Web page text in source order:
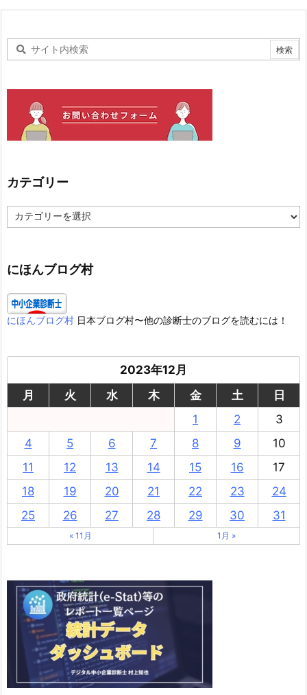
カテゴリー
テ
ー
にほんブログ村
にほんブログ村 日本ブログ村〜他の診断士のブログを読むには！
2023年12月
月
火 水 木 金 土
日
1
2
3
4
5 6 7 8 9
10
11
12 13 14 15 16
17
18
19 20 21 22 23
24
25
26 27 28 29 30 31
« 11月 1月 »